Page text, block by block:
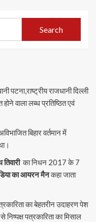
पटना,राष्ट्रीय राजधानी दिल्ली
वाला लब्ध प्रतिष्ठित एवं
बिहार वर्तमान में
का निधन 2017 के 7
का आयरन मैनकहा जाता
का बेहतरीन उदाहरण पेश
पत्रकारिता का मिसाल